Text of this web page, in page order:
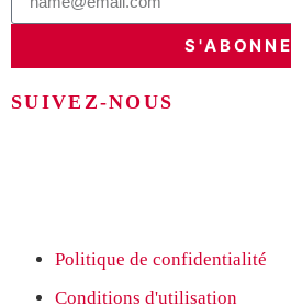
SUIVEZ-NOUS
Politique de confidentialité
Conditions d'utilisation